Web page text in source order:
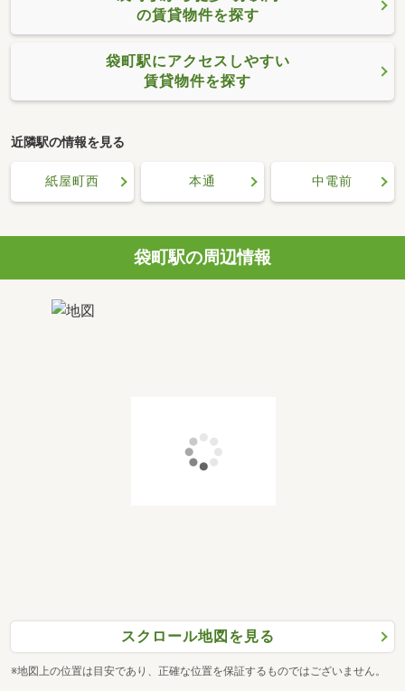
の賃貸物件を探す
袋町駅にアクセスしやすい
賃貸物件を探す
近隣駅の情報を見る
紙屋町西 本通 中電前
袋町駅の周辺情報
スクロール地図を見る
※地図上の位置は目安であり、正確な位置を保証するものではございません。